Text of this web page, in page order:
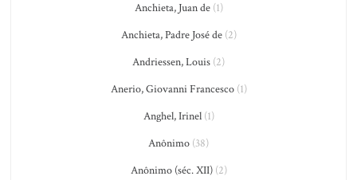
Anchieta, Juan de(1)
Anchieta, Padre José de(2)
Andriessen, Louis (2)
Anerio, Giovanni Francesco(1)
Anghel, Irinel(1)
Anônimo (38)
Anônimo (séc. XII)(2)